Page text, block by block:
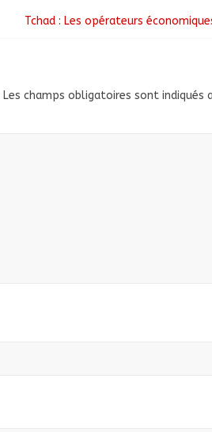
Tchad : Les opérateurs
Les champs obligatoires sont indiqués